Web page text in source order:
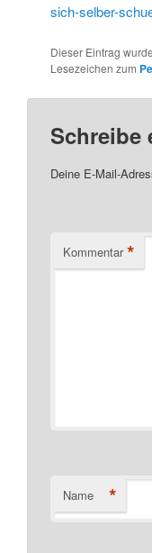
sich-selber-
Dieser Eintrag
Lesezeichen zum
Schreibe
Deine E-Mail-
Kommentar *
Name *